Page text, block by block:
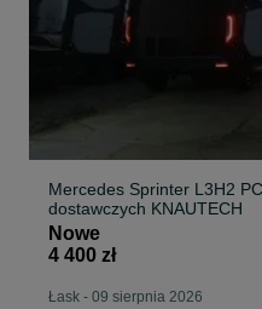
Mercedes Sprinter L3H2
dostawczych KNAUTECH
Nowe
4 400 zł
Łask - 09 sierpnia 2026